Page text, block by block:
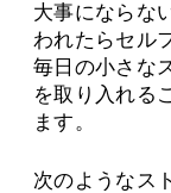
大事にならな
われたらセル
毎日の小さな
を取り入れる
ます。
次のようなス